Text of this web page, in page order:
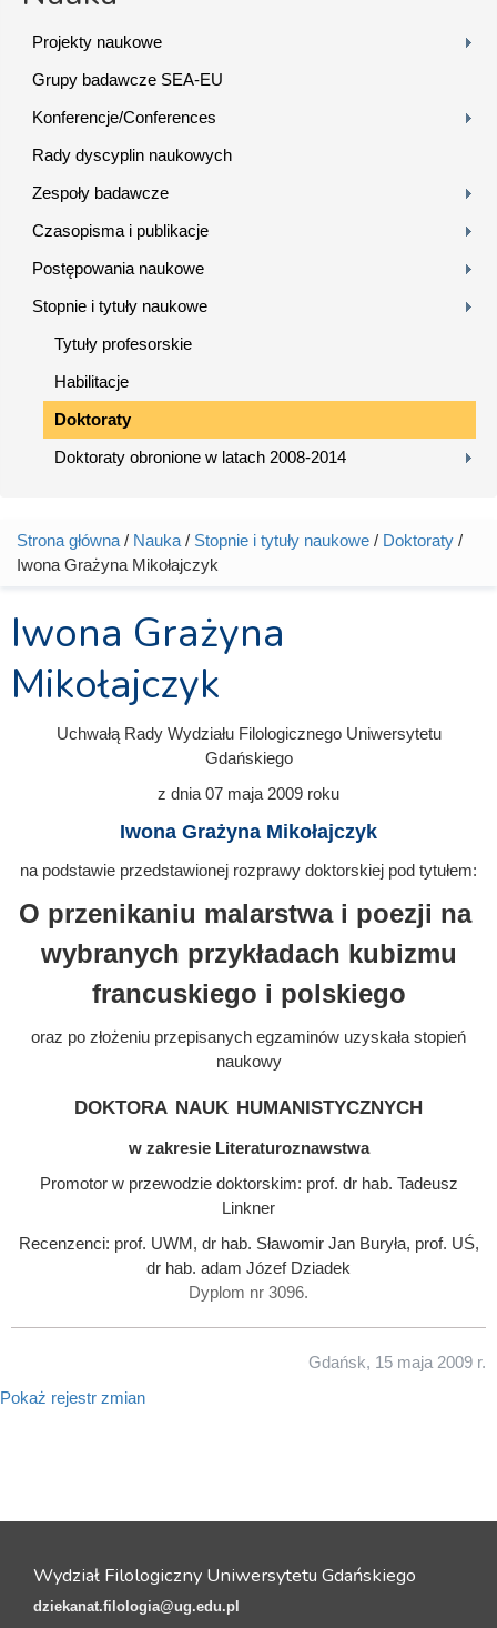
Projekty naukowe
Grupy badawcze SEA-EU
Konferencje/Conferences
Rady dyscyplin naukowych
Zespoły badawcze
Czasopisma i publikacje
Postępowania naukowe
Stopnie i tytuły naukowe
Tytuły profesorskie
Habilitacje
Doktoraty
Doktoraty obronione w latach 2008-2014
Jesteś tutaj
Strona główna / Nauka / Stopnie i tytuły naukowe / Doktoraty /
Iwona Grażyna Mikołajczyk
Iwona Grażyna
Mikołajczyk
Uchwałą Rady Wydziału Filologicznego Uniwersytetu
Gdańskiego
z dnia 07 maja 2009 roku
Iwona Grażyna Mikołajczyk
na podstawie przedstawionej rozprawy doktorskiej pod tytułem:
O przenikaniu malarstwa i poezji na
wybranych przykładach kubizmu
francuskiego i polskiego
oraz po złożeniu przepisanych egzaminów uzyskała stopień
naukowy
doktora nauk humanistycznych
w zakresie Literaturoznawstwa
Promotor w przewodzie doktorskim: prof. dr hab. Tadeusz
Linkner
Recenzenci: prof. UWM, dr hab. Sławomir Jan Buryła, prof. UŚ,
dr hab. adam Józef Dziadek
Dyplom nr 3096.
Gdańsk, 15 maja 2009 r.
Pokaż rejestr zmian
Wydział Filologiczny Uniwersytetu Gdańskiego
dziekanat.filologia@ug.edu.pl